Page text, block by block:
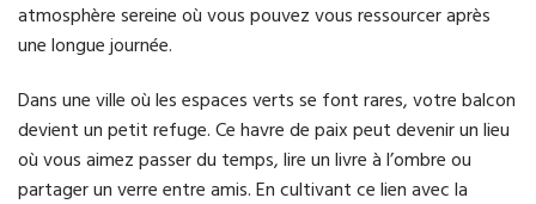
atmosphère sereine où vous pouvez vous ressourcer après
une longue journée.
Dans une ville où les espaces verts se font rares, votre balcon
devient un petit refuge. Ce havre de paix peut devenir un lieu
où vous aimez passer du temps, lire un livre à l’ombre ou
partager un verre entre amis. En cultivant ce lien avec la